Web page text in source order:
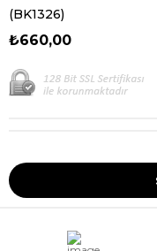
(BK1326)
₺660,00